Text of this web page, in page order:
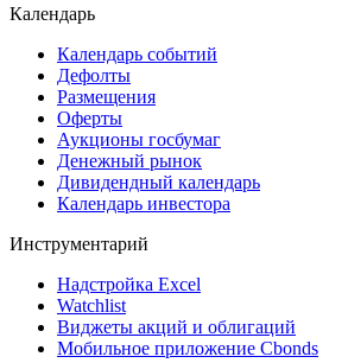
Календарь
Календарь событий
Дефолты
Размещения
Оферты
Аукционы госбумаг
Денежный рынок
Дивидендный календарь
Календарь инвестора
Инструментарий
Надстройка Excel
Watchlist
Виджеты акций и облигаций
Мобильное приложение Cbonds